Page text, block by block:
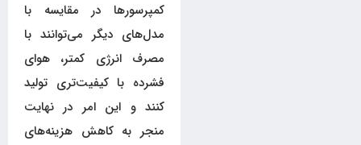
کمپرسورها در مقایسه با
مدل‌های دیگر می‌توانند با
مصرف انرژی کمتر، هوای
فشرده با کیفیت‌تری تولید
کنند و این امر در نهایت
منجر به کاهش هزینه‌های